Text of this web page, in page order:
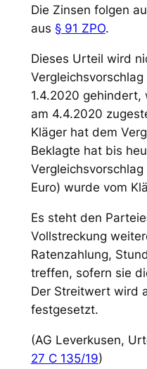
Die Zinsen folgen
aus § 91 ZPO.
Dieses Urteil wird
1.4.2020 gehindert,
am 4.4.2020
Kläger hat dem
Beklagte hat bis
Euro) wurde vom
Es steht den
Vollstreckung
Ratenzahlung,
treffen, sofern sie
Der Streitwert wird
festgesetzt.
(AG Leverkusen,
27 C 135/19)